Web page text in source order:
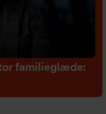
familieglæde: